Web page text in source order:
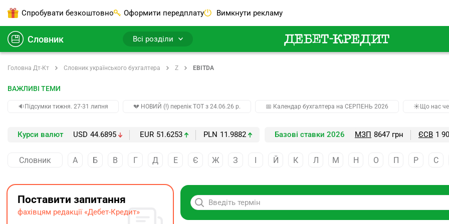
Спробувати безкоштовно Оформити передплату Вимкнути рекламу
Словник Всі розділи
Головна Дт-Кт Словник українського бухгалтера Z EBITDA
ВАЖЛИВІ ТЕМИ
🔉Підсумки тижня. 27-31 липня 💔 НОВИЙ (!) перелік ТОТ з 24.06.26 р. 📅 Календар бухгалтера на СЕРПЕНЬ 2026 ☀️Що нас
Курси валют EUR 51.6253 PLN 11.9882
USD 44.6895 Базові ставки 2026 МЗП 8647 грн ЄСВ 1
Словник А Б В Г Д Е Є Ж З І Й К Л М Н О П Р С
Поставити запитання
фахівцям редакції «Дебет-Кредит»